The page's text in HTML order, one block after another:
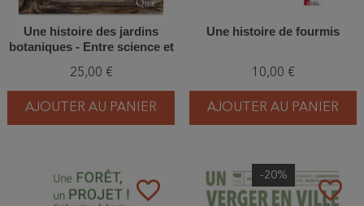
Une histoire des jardins
botaniques - Entre science et
25,00 €
AJOUTER AU PANIER
Une histoire de fourmis
10,00 €
AJOUTER AU PANIER
favorite_border favorite_border
-20%